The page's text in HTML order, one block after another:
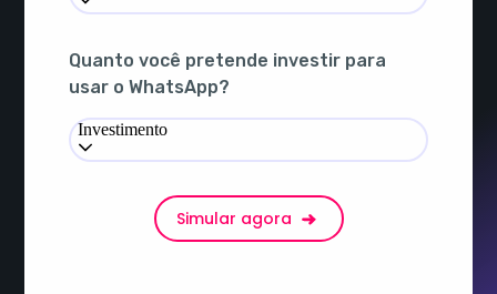
Quanto você pretende investir para
usar o WhatsApp?
Investimento
Simular agora